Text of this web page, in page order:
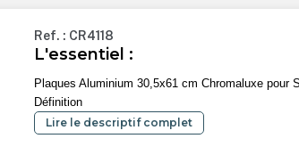
Ref. : CR4118
L'essentiel :
Plaques Aluminium 30,5x61 cm Chromaluxe pour
Définition
Lire le descriptif complet